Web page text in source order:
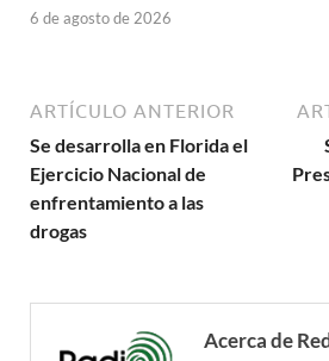
6 de agosto de 2026
ARTÍCULO ANTERIOR
Se desarrolla en Florida el
Ejercicio Nacional de
enfrentamiento a las
drogas
Acerca de